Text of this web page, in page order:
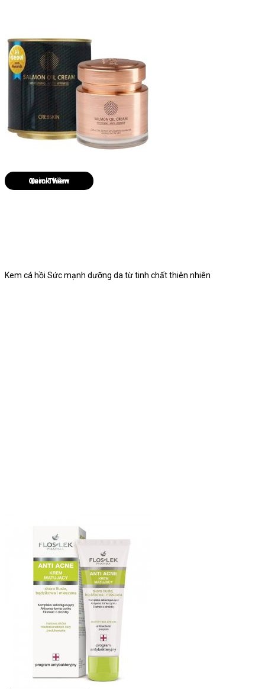
Quick View
Kem cá hồi Sức mạnh dưỡng da từ tinh chất thiên nhiên